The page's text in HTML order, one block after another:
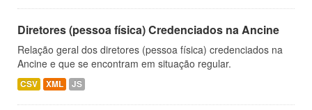
Diretores (pessoa física) Credenciados na Ancine
Relação geral dos diretores (pessoa física) credenciados na
Ancine e que se encontram em situação regular.
CSV XML JS